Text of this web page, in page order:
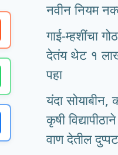
नवीन नियम
गाई-म्हशींचा
देतंय थेट १
पहा
यंदा
कृषी
वाण देतील